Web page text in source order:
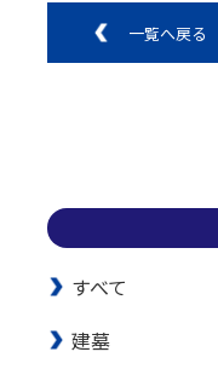
一覧へ戻る
すべて
建墓